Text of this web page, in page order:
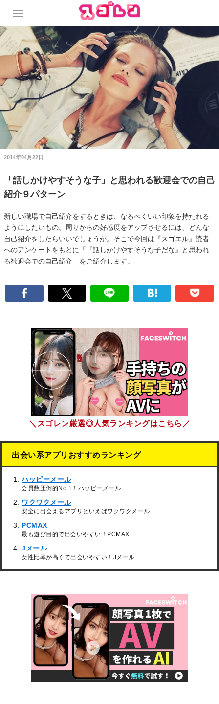
2014年04月22日
「話しかけやすそうな子」と思われる歓迎会での自己
紹介９パターン
新しい職場で自己紹介をするときは、なるべくいい印象を持たれる
ようにしたいもの。周りからの好感度をアップさせるには、どんな
自己紹介をしたらいいでしょうか。そこで今回は『スゴエル』読者
へのアンケートをもとに「『話しかけやすそうな子だな』と思われ
る歓迎会での自己紹介」をご紹介します。
＼スゴレン厳選◎人気ランキングはこちら／
出会い系アプリおすすめランキング
ハッピーメール
会員数圧倒的No.1！ハッピーメール
ワクワクメール
安全に出会えるアプリといえばワクワクメール
PCMAX
最も遊び目的で出会いやすい！PCMAX
Jメール
女性比率が高くて出会いやすい！Jメール